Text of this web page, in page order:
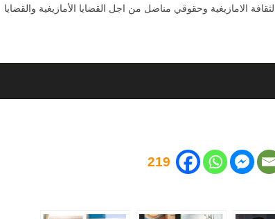
الامازيغية وحقوقي مناضل من اجل القضايا الأمازيغية والقضايا
219